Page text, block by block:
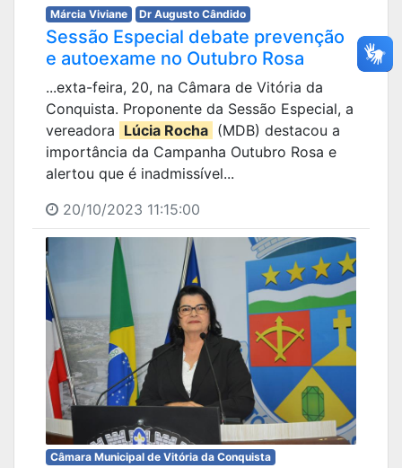
Márcia Viviane Dr Augusto Cândido
Sessão Especial debate prevenção
e autoexame no Outubro Rosa
...exta-feira, 20, na Câmara de Vitória da
Conquista. Proponente da Sessão Especial, a
vereadora Lúcia Rocha (MDB) destacou a
importância da Campanha Outubro Rosa e
alertou que é inadmissível...
20/10/2023 11:15:00
Câmara Municipal de Vitória da Conquista